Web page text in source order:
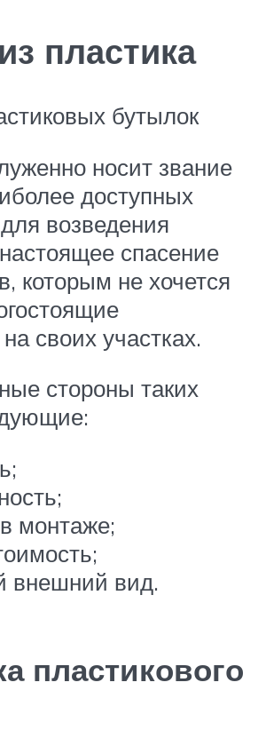
пластика
бутылок
носит звание
доступных
возведения
спасение
которым не хочется
своих участках.
стороны таких
монтаже;
внешний вид.
пластикового